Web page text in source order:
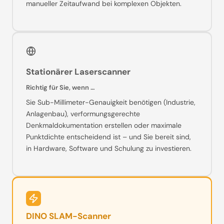
manueller Zeitaufwand bei komplexen Objekten.
Stationärer Laserscanner
Richtig für Sie, wenn …
Sie Sub-Millimeter-Genauigkeit benötigen (Industrie,
Anlagenbau), verformungsgerechte
Denkmaldokumentation erstellen oder maximale
Punktdichte entscheidend ist – und Sie bereit sind,
in Hardware, Software und Schulung zu investieren.
DINO SLAM-Scanner